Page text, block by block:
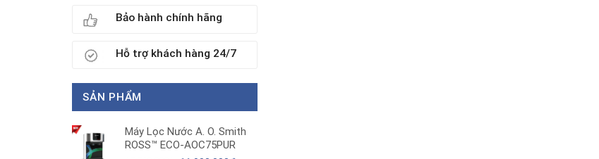
Bảo hành chính hãng
Hỗ trợ khách hàng 24/7
SẢN PHẨM
Máy Lọc Nước A. O. Smith
ROSS™ ECO-AOC75PUR